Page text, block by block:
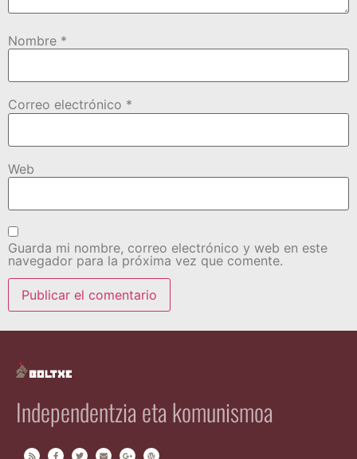
Nombre *
Correo electrónico *
Web
Guarda mi nombre, correo electrónico y web en este
navegador para la próxima vez que comente.
Independentzia eta komunismoa